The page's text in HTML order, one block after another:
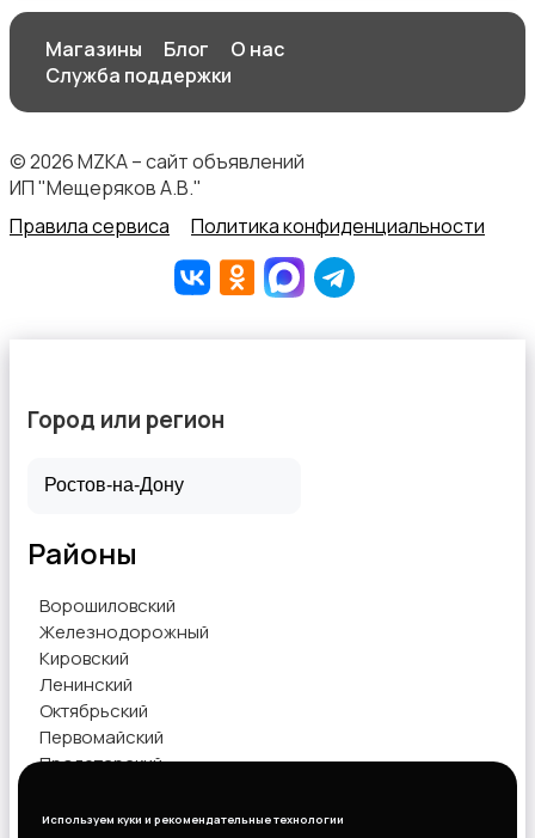
Уход за животными
Услуги швеи
Вывоз мусора и вторсырья
Магазины Блог
О нас
Служба поддержки
© 2026 MZKA – сайт объявлений
ИП "Мещеряков А.В."
Правила сервиса
Политика конфиденциальности
Используем куки и рекомендательные технологии
Город или регион
Районы
Ворошиловский
Железнодорожный
Кировский
Ленинский
Октябрьский
Первомайский
Пролетарский
Показать объявления